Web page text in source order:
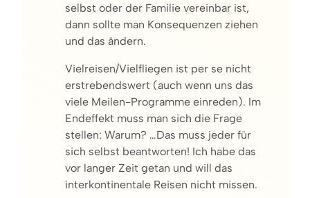
selbst oder der Familie vereinbar ist,
dann sollte man Konsequenzen ziehen
und das ändern.
Vielreisen/Vielfliegen ist per se nicht
erstrebendswert (auch wenn uns das
viele Meilen-Programme einreden). Im
Endeffekt muss man sich die Frage
stellen: Warum? …Das muss jeder für
sich selbst beantworten! Ich habe das
vor langer Zeit getan und will das
interkontinentale Reisen nicht missen.